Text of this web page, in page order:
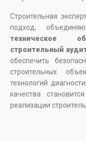
Строительная
подход,
техническое
строительный
обеспечить
строительных
технологий
качества
реализации